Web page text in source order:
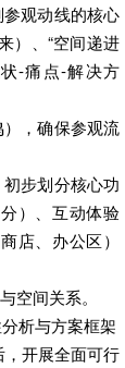
观动线的核心
）、“空间递进
-痛点-解决方
），确保参观流
步划分核心功
）、互动体验
店、办公区）
空间关系。
分析与方案框架
开展全面可行